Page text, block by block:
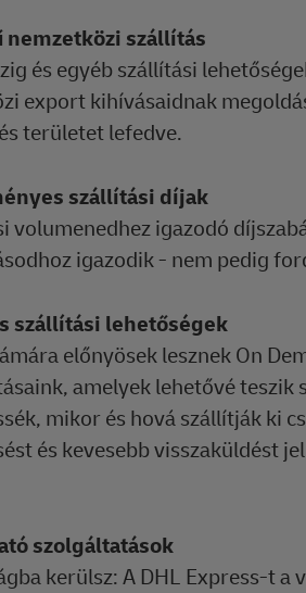
nemzetközi szállítás
és egyéb szállítási
export kihívásaidnak
területet lefedve.
szállítási díjak
volumenedhez igazodó
igazodik - nem pedig
szállítási lehetőségek
előnyösek lesznek On
amelyek lehetővé teszik
mikor és hová szállítják ki
és kevesebb visszaküldést
szolgáltatások
kerülsz: A DHL Express-t a